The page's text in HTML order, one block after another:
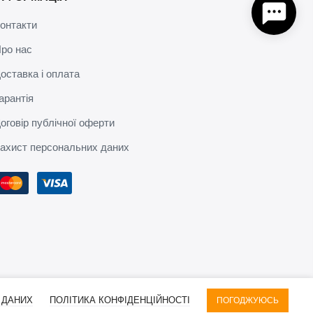
нас
і оплата
публічної оферти
персональних даних
ПОЛІТИКА КОНФІДЕНЦІЙНОСТІ ПОГОДЖУЮСЬ